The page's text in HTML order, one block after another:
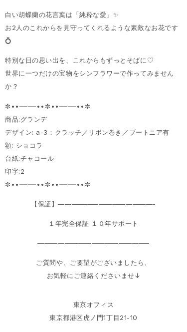
白い胡蝶蘭の花言葉は「純粋な愛」✨
お2人のこれからを見守ってくれるような素敵なお花です
💍
特別な日の思い出を、これからもずっとそばに♡
世界に一つだけの宝物をシンフラワーで作ってみません
か？
✼••┈┈┈┈••✼••┈┈┈┈••✼
商品:グランデ
デザイン: a-3：クラッチ／リボン巻き／ブートニア有
額: ショコラ
台紙:チャコール
印字:2
✼••┈┈┈┈••✼••┈┈┈┈••✼
【保証】——————————————-
１年完全保証 １０年サポート
————————————————–
ご質問や、ご要望がございましたら、
お気軽にご連絡くださいませ↓
東京オフィス
東京都港区虎ノ門1丁目21-10